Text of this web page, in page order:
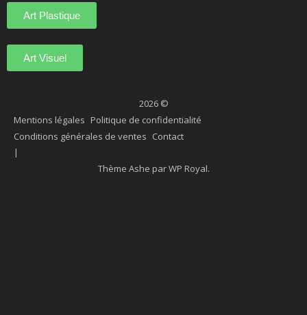
Art Plastique
Art Visuel
2026 ©
Mentions légales Politique de confidentialité
Conditions générales de ventes Contact
Thème Ashe parWP Royal.